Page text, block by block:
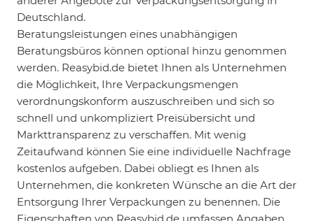
Deutschland.
Beratungsleistungen eines unabhängigen
Beratungsbüros können optional hinzu genommen
werden. Reasybid.de bietet Ihnen als Unternehmen
die Möglichkeit, Ihre Verpackungsmengen
verordnungskonform auszuschreiben und sich so
schnell und unkompliziert Preisübersicht und
Markttransparenz zu verschaffen. Mit wenig
Zeitaufwand können Sie eine individuelle Nachfrage
kostenlos aufgeben. Dabei obliegt es Ihnen als
Unternehmen, die konkreten Wünsche an die Art der
Entsorgung Ihrer Verpackungen zu benennen. Die